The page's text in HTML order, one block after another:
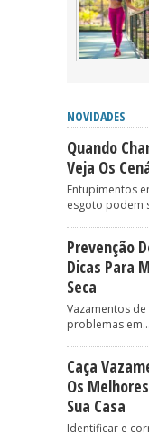
NOVIDADES
Quando
Veja Os
Entupimentos
esgoto podem
Prevenção
Dicas Para
Seca
Vazamentos
problemas em...
Caça
Os
Sua Casa
Identificar e